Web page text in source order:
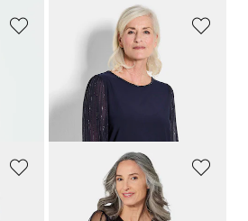
Shirt mit glitzernden Chiffon-Ärmeln
GOLDNER